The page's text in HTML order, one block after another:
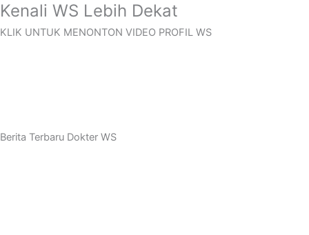
Kenali WS Lebih Dekat
KLIK UNTUK MENONTON VIDEO PROFIL WS
Berita Terbaru Dokter WS